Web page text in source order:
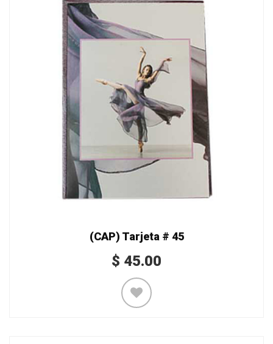
(CAP) Tarjeta # 45
$ 45.00